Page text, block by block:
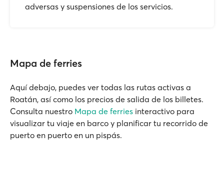
adversas y suspensiones de los servicios.
Mapa de ferries
Aquí debajo, puedes ver todas las rutas activas a
Roatán, así como los precios de salida de los billetes.
Consulta nuestro Mapa de ferries interactivo para
visualizar tu viaje en barco y planificar tu recorrido de
puerto en puerto en un pispás.